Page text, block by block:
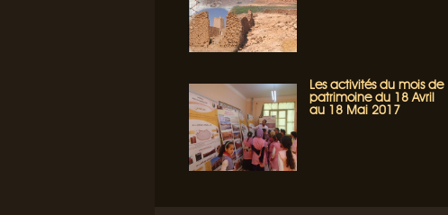
Les activités du mois de
patrimoine du 18 Avril
au 18 Mai 2017